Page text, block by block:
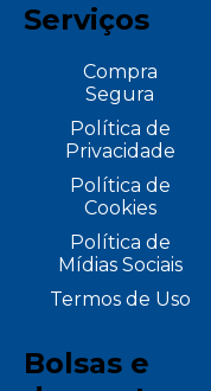
Serviços
Compra
Segura
Política de
Privacidade
Política de
Cookies
Política de
Mídias Sociais
Termos de Uso
Bolsas e